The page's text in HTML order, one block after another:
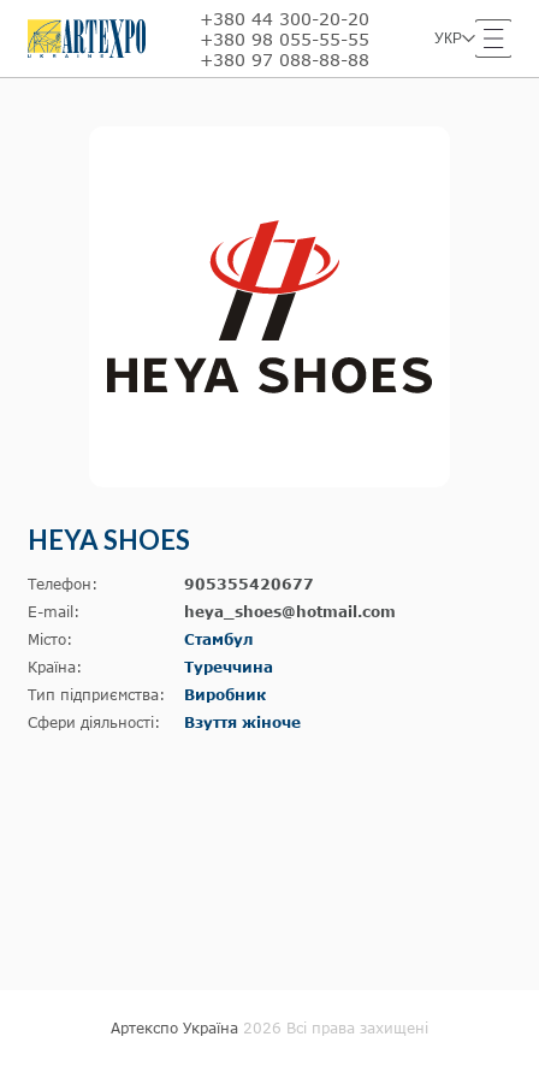
+380 44 300-20-20
+380 98 055-55-55
+380 97 088-88-88
УКР
HEYA SHOES
Телефон:
905355420677
E-mail:
heya_shoes@hotmail.com
Місто:
Стамбул
Країна:
Туреччина
Тип підприємства:
Виробник
Сфери діяльності:
Взуття жіноче
Артекспо Україна 2026 Всі права захищені